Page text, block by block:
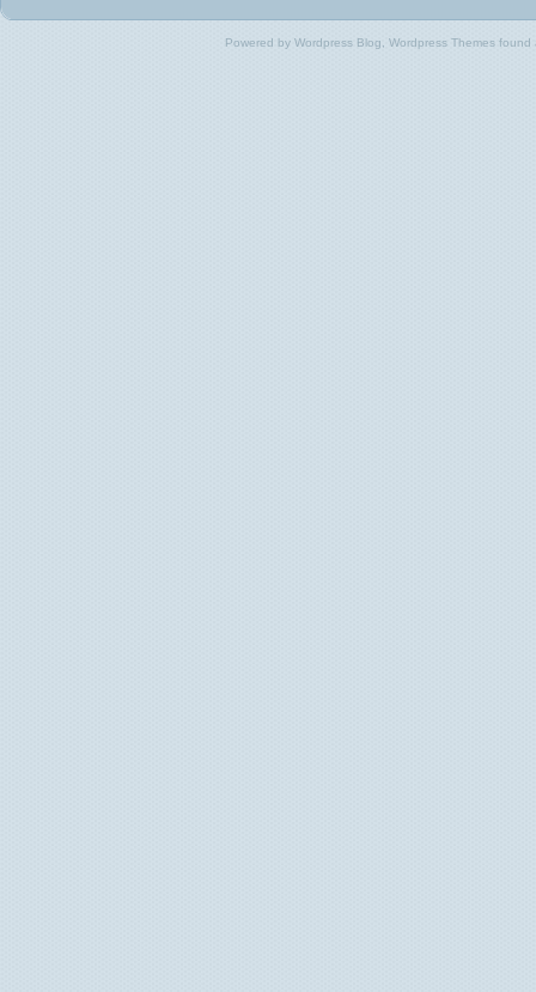
Powered by Wordpress Blog, Wordpress Themes